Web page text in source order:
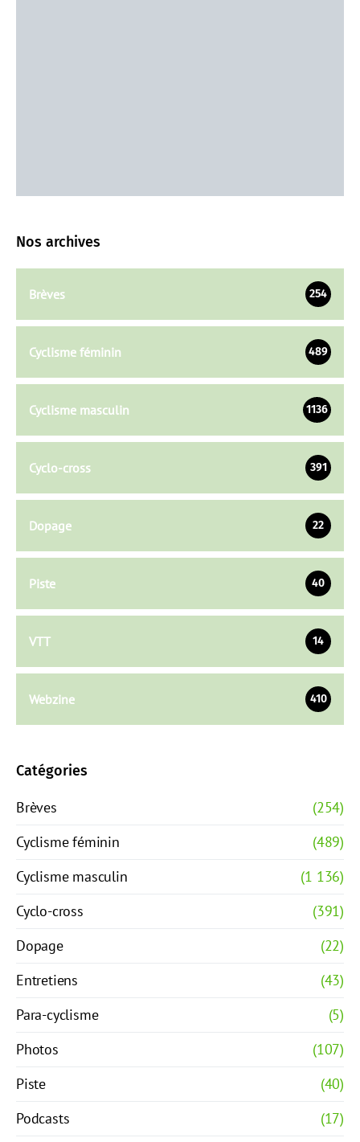
Nos archives
Brèves 254
Cyclisme féminin 489
Cyclisme masculin 1136
Cyclo-cross 391
Dopage 22
Piste 40
VTT 14
Webzine 410
Catégories
Brèves
(254)
Cyclisme féminin
(489)
Cyclisme masculin
(1 136)
Cyclo-cross
(391)
Dopage
(22)
Entretiens
(43)
Para-cyclisme
(5)
Photos
(107)
Piste
(40)
Podcasts
(17)